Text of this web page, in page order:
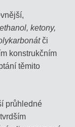
ketony,
či
konstrukčním
těmito
průhledné